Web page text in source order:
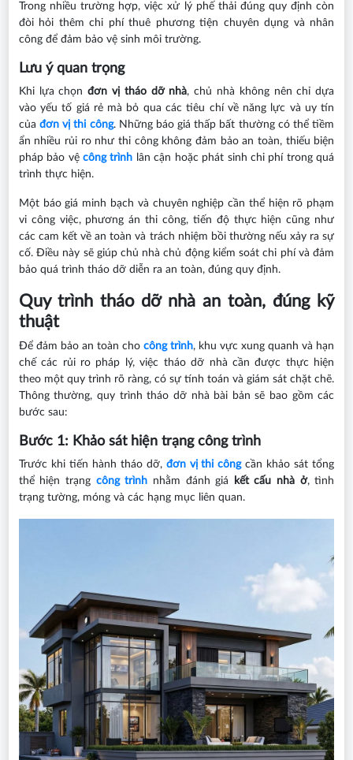
Trong nhiều trường hợp, việc xử lý phế thải đúng quy định còn
đòi hỏi thêm chi phí thuê phương tiện chuyên dụng và nhân
công để đảm bảo vệ sinh môi trường.
Lưu ý quan trọng
Khi lựa chọnđơn vị tháo dỡ nhà, chủ nhà không nên chỉ dựa
vào yếu tố giá rẻ mà bỏ qua các tiêu chí về năng lực và uy tín
của đơn vị thi công. Những báo giá thấp bất thường có thể tiềm
ẩn nhiều rủi ro như thi công không đảm bảo an toàn, thiếu biện
pháp bảo vệcông trình lân cận hoặc phát sinh chi phí trong quá
trình thực hiện.
Một báo giá minh bạch và chuyên nghiệp cần thể hiện rõ phạm
vi công việc, phương án thi công, tiến độ thực hiện cũng như
các cam kết về an toàn và trách nhiệm bồi thường nếu xảy ra sự
cố. Điều này sẽ giúp chủ nhà chủ động kiểm soát chi phí và đảm
bảo quá trình tháo dỡ diễn ra an toàn, đúng quy định.
Quy trình tháo dỡ nhà an toàn, đúng kỹ
thuật
Để đảm bảo an toàn cho công trình, khu vực xung quanh và hạn
chế các rủi ro pháp lý, việc tháo dỡ nhà cần được thực hiện
theo một quy trình rõ ràng, có sự tính toán và giám sát chặt chẽ.
Thông thường, quy trình tháo dỡ nhà bài bản sẽ bao gồm các
bước sau:
Bước 1: Khảo sát hiện trạng công trình
Trước khi tiến hành tháo dỡ, đơn vị thi công cần khảo sát tổng
thể hiện trạng công trình nhằm đánh giá kết cấu nhà ở, tình
trạng tường, móng và các hạng mục liên quan.